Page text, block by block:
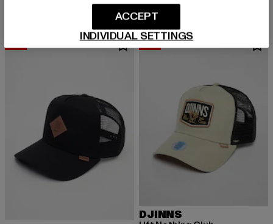
-17%
DJINNS
INDIVIDUAL SETTINGS
ACCEPT